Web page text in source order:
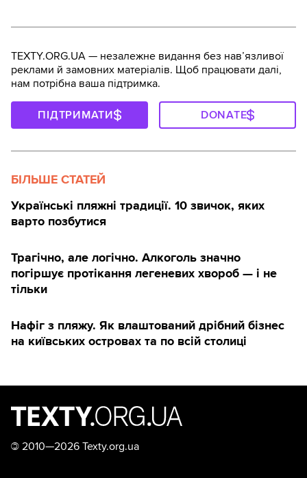
TEXTY.ORG.UA — незалежне видання без навʼязливої
реклами й замовних матеріалів. Щоб працювати далі,
нам потрібна ваша підтримка.
ПІДТРИМАТИ DONATE
БІЛЬШЕ СТАТЕЙ
Українські пляжні традиції. 10 звичок, яких
варто позбутися
Трагічно, але логічно. Алкоголь значно
погіршує протікання легеневих хвороб — і не
тільки
Нафіг з пляжу. Як влаштований дрібний бізнес
на київських островах та по всій столиці
© 2010—2026 Texty.org.ua